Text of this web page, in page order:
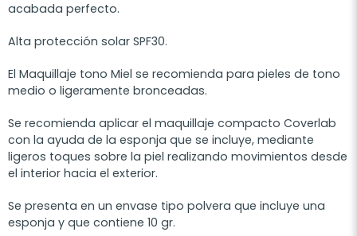
acabada perfecto.
Alta protección solar SPF30.
El Maquillaje tono Miel se recomienda para pieles de tono
medio o ligeramente bronceadas.
Se recomienda aplicar el maquillaje compacto Coverlab
con la ayuda de la esponja que se incluye, mediante
ligeros toques sobre la piel realizando movimientos desde
el interior hacia el exterior.
Se presenta en un envase tipo polvera que incluye una
esponja y que contiene 10 gr.